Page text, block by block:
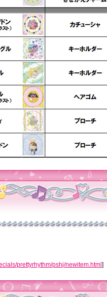
prettyrhythm/pshj/newitem.html ]